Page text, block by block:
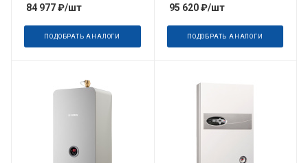
84 977₽/шт
ПОДОБРАТЬ АНАЛОГИ
95 620₽/шт
ПОДОБРАТЬ АНАЛОГИ